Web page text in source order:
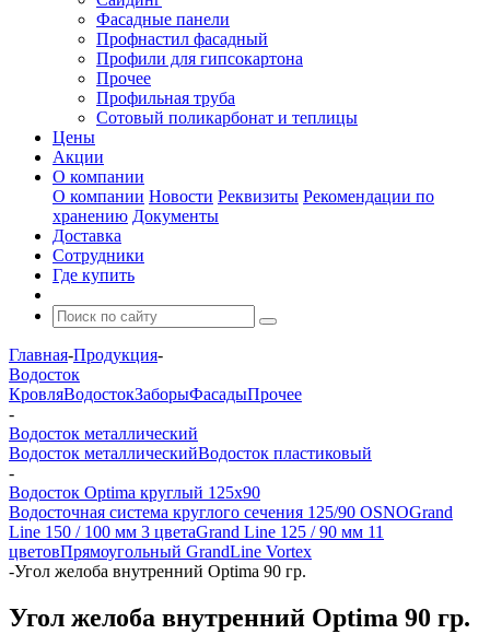
Фасадные панели
Профнастил фасадный
Профили для гипсокартона
Прочее
Профильная труба
Сотовый поликарбонат и теплицы
Цены
Акции
О компании
О компании Новости Реквизиты Рекомендации по
хранению Документы
Доставка
Сотрудники
Где купить
Главная-Продукция-
Водосток
КровляВодостокЗаборыФасадыПрочее
-
Водосток металлический
Водосток металлическийВодосток пластиковый
-
Водосток Optima круглый 125x90
Водосточная система круглого сечения 125/90 OSNOGrand
Line 150 / 100 мм 3 цветаGrand Line 125 / 90 мм 11
цветовПрямоугольный GrandLine Vortex
-Угол желоба внутренний Optima 90 гр.
Угол желоба внутренний Optima 90 гр.